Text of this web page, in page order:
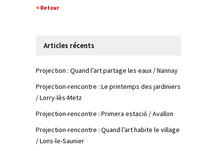
< Retour
Articles récents
Projection : Quand l’art partage les eaux / Nannay
Projection-rencontre : Le printemps des jardiniers
/ Lorry-lès-Metz
Projection-rencontre : Primera estació / Avallon
Projection-rencontre : Quand l’art habite le village
/ Lons-le-Saunier